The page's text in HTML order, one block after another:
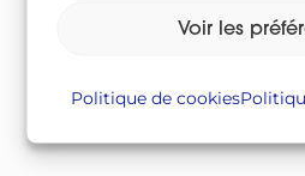
Voir les
Politique de cookies
Suivez-